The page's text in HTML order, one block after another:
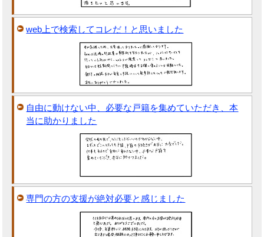
web上で検索してコレだ！と思いました
自由に動けない中、必要な戸籍を集めていただき、本
当に助かりました
専門の方の支援が絶対必要と感じました